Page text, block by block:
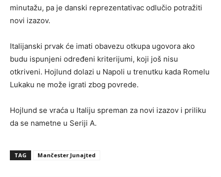
minutažu, pa je danski reprezentativac odlučio potražiti
novi izazov.
Italijanski prvak će imati obavezu otkupa ugovora ako
budu ispunjeni određeni kriterijumi, koji još nisu
otkriveni. Hojlund dolazi u Napoli u trenutku kada Romelu
Lukaku ne može igrati zbog povrede.
Hojlund se vraća u Italiju spreman za novi izazov i priliku
da se nametne u Seriji A.
TAG Mančester Junajted